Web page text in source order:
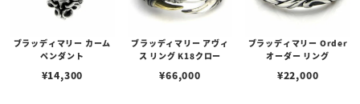
ブラッディマリー カーム
ペンダント
¥14,300
ブラッディマリー アヴィ
ス リング K18クロー
¥66,000
ブラッディマリー Order
オーダー リング
¥22,000